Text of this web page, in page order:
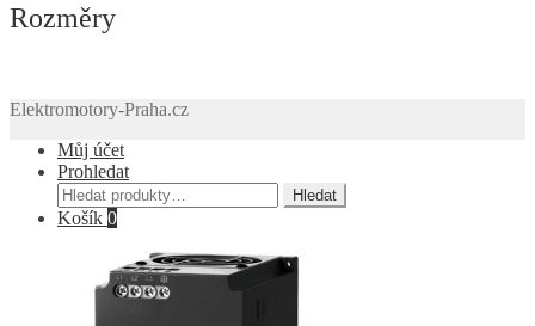
Rozměry
Elektromotory-Praha.cz
Můj účet
Prohledat
Hledat:
Hledat
Košík 0